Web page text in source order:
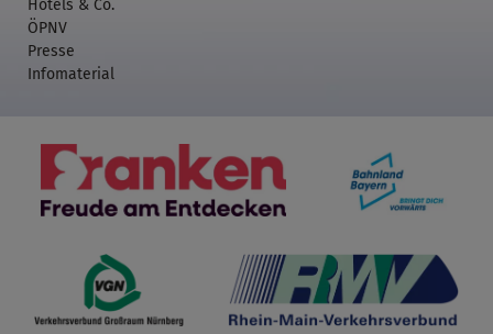
Hotels & Co.
ÖPNV
Presse
Infomaterial